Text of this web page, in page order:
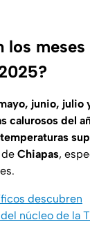
los meses
junio, julio
calurosos del
temperaturas
Chiapas,
descubren
núcleo de la